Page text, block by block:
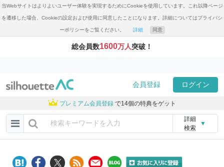
当Webサイトはよりよいユーザー体験を実現するためにCookieを使用しています。これ以降ページ
を遷移した場合、Cookieの設定および使用に同意したことになります。詳細についてはプライバシ
ーポリシーをご覧ください。 詳細 同意
総会員数1600万人突破！
会員登録 ログイン
プレミアム会員登録 で14個の特典をゲット
詳細
検索
▼